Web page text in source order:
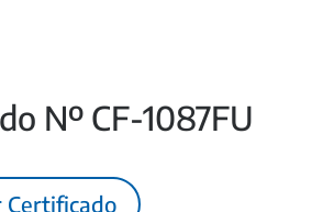
Nº CF-1087FU
Certificado